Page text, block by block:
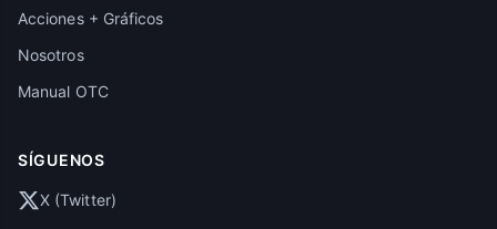
Acciones + Gráficos
Nosotros
Manual OTC
SÍGUENOS
X (Twitter)